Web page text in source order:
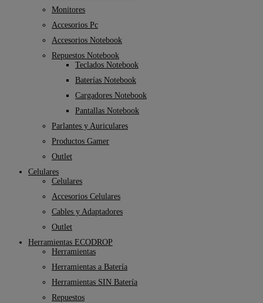
Monitores
Accesorios Pc
Accesorios Notebook
Repuestos Notebook
Teclados Notebook
Baterías Notebook
Cargadores Notebook
Pantallas Notebook
Parlantes y Auriculares
Productos Gamer
Outlet
Celulares
Celulares
Accesorios Celulares
Cables y Adaptadores
Outlet
Herramientas ECODROP
Herramientas
Herramientas a Batería
Herramientas SIN Batería
Repuestos